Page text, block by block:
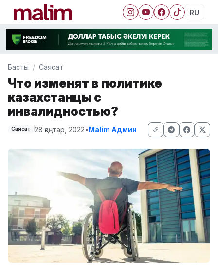
RU
Басты Саясат
Что изменят в политике
казахстанцы с
инвалидностью?
Саясат 28 қаңтар, 2022•Malim Админ